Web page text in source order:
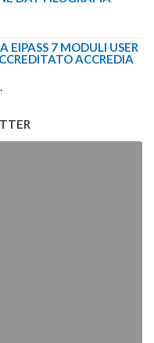
EIPASS 7 MODULI USER
ACCREDIA